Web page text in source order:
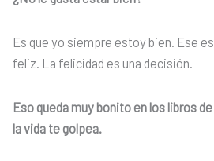
Es que yo siempre estoy bien. Ese
feliz. La felicidad es una decisión.
Eso queda muy bonito en los libros
la vida te golpea.